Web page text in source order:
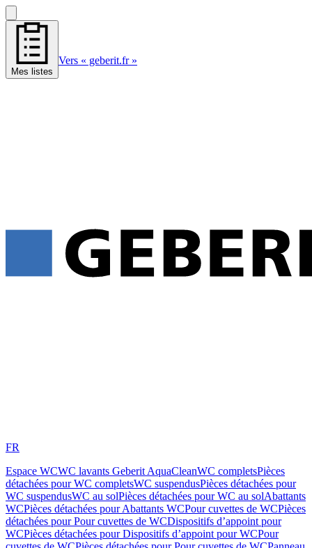
Mes listes
Vers « geberit.fr »
FR
Espace WCWC lavants Geberit AquaCleanWC completsPièces
détachées pour WC completsWC suspendusPièces détachées pour
WC suspendusWC au solPièces détachées pour WC au solAbattants
WCPièces détachées pour Abattants WCPour cuvettes de WCPièces
détachées pour Pour cuvettes de WCDispositifs d’appoint pour
WCPièces détachées pour Dispositifs d’appoint pour WCPour